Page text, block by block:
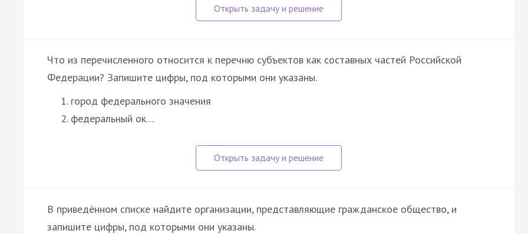
Что из перечисленного относится к перечню субъектов как составных частей Российской
Федерации? Запишите цифры, под которыми они указаны.
город федерального значения
федеральный ок…
В приведённом списке найдите организации, представляющие гражданское общество, и
запишите цифры, под которыми они указаны.